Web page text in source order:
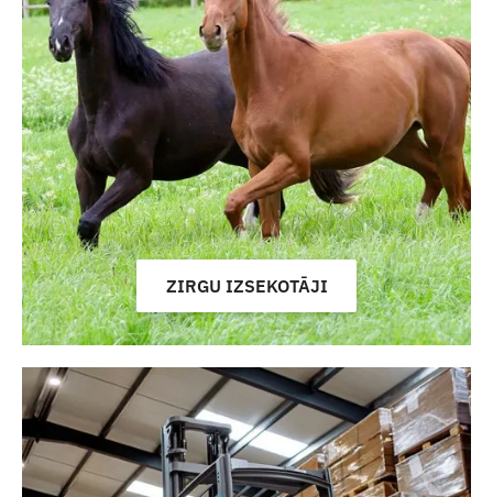
ZIRGU IZSEKOTĀJI